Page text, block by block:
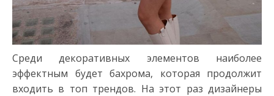
Среди декоративных элементов наиболее
эффектным будет бахрома, которая продолжит
входить в топ трендов. На этот раз дизайнеры